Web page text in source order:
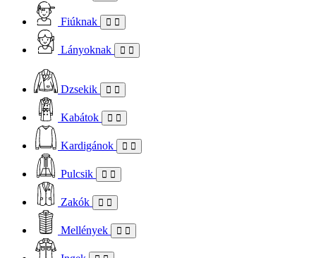
Fiúknak
Lányoknak
Dzsekik
Kabátok
Kardigánok
Pulcsik
Zakók
Mellények